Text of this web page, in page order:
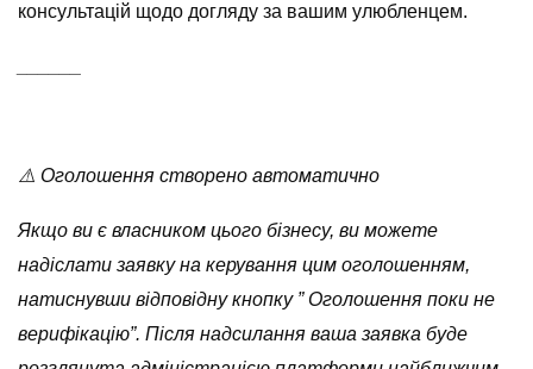
консультацій щодо догляду за вашим улюбленцем.
⚠️ Оголошення створено автоматично
Якщо ви є власником цього бізнесу, ви можете
надіслати заявку на керування цим оголошенням,
натиснувши відповідну кнопку ” Оголошення поки не
верифікацію”. Після надсилання ваша заявка буде